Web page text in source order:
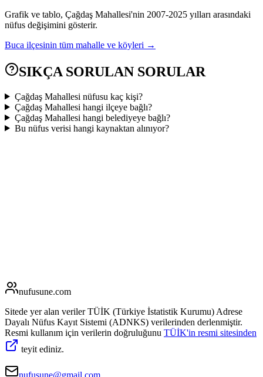
Grafik ve tablo, Çağdaş Mahallesi'nin 2007-2025 yılları arasındaki
nüfus değişimini gösterir.
Buca ilçesinin tüm mahalle ve köyleri →
SIKÇA SORULAN SORULAR
Çağdaş Mahallesi nüfusu kaç kişi?
Çağdaş Mahallesi hangi ilçeye bağlı?
Çağdaş Mahallesi hangi belediyeye bağlı?
Bu nüfus verisi hangi kaynaktan alınıyor?
nufusune.com
Sitede yer alan veriler TÜİK (Türkiye İstatistik Kurumu) Adrese
Dayalı Nüfus Kayıt Sistemi (ADNKS) verilerinden derlenmiştir.
Resmi kullanım için verilerin doğruluğunu TÜİK'in resmi sitesinden
teyit ediniz.
nufusune@gmail.com